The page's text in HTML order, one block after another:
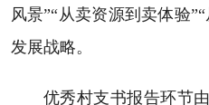
风景”“从卖资源到卖体验
发展战略。
优秀村支书报告环节